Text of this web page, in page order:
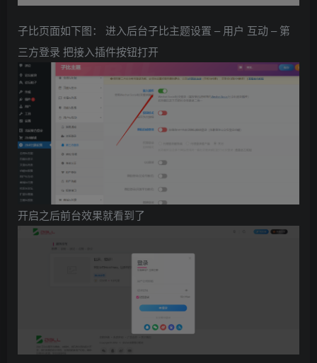
子比页面如下图： 进入后台子比主题设置 – 用户 互动 – 第
三方登录 把接入插件按钮打开
开启之后前台效果就看到了